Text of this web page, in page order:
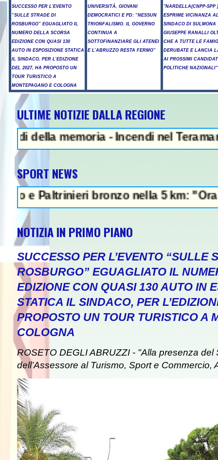
SUCCESSO PER L’EVENTO
“SULLE STRADE DI
ROSBURGO” EGUAGLIATO IL
NUMERO DELLA SCORSA
EDIZIONE CON QUASI 130
AUTO IN ESPOSIZIONE STATICA
IL SINDACO, PER L’EDIZIONE
DEL 2027, HA PROPOSTO UN
TOUR TURISTICO A
MONTEPAGANO E COLOGNA
UNIVERSITÀ, GIOVANI
DEMOCRATICI E PD: “NESSUN
TRIONFALISMO. IL GOVERNO
CONTINUA A
SOTTOFINANZIARE GLI ATENEI
E L’ABRUZZO RESTA FERMO”
"NARDELLA(CNPP-SPP )
ESPRIME VICINANZA
SINDACO DI SULMONA
GIUSEPPE RANALLI
CHE A TUTTE LE
DERUBATE E LANCIA
AI PROSSIMI
POLITICHE NAZIONALI"
ULTIME NOTIZIE DALLA REGIONE
memoria - Incendi nel Teramano,
SPORT NEWS
bronzo nella 5 km: "Ora ci
NOTIZIA IN PRIMO PIANO
SUCCESSO PER L’EVENTO “SULLE
ROSBURGO” EGUAGLIATO IL
EDIZIONE CON QUASI 130 AUTO IN
STATICA IL SINDACO, PER
PROPOSTO UN TOUR TURISTICO A
COLOGNA
ROSETO DEGLI ABRUZZI - "Alla presenza
dell’Assessore al Turismo, Sport e Commercio,
NEWS IN